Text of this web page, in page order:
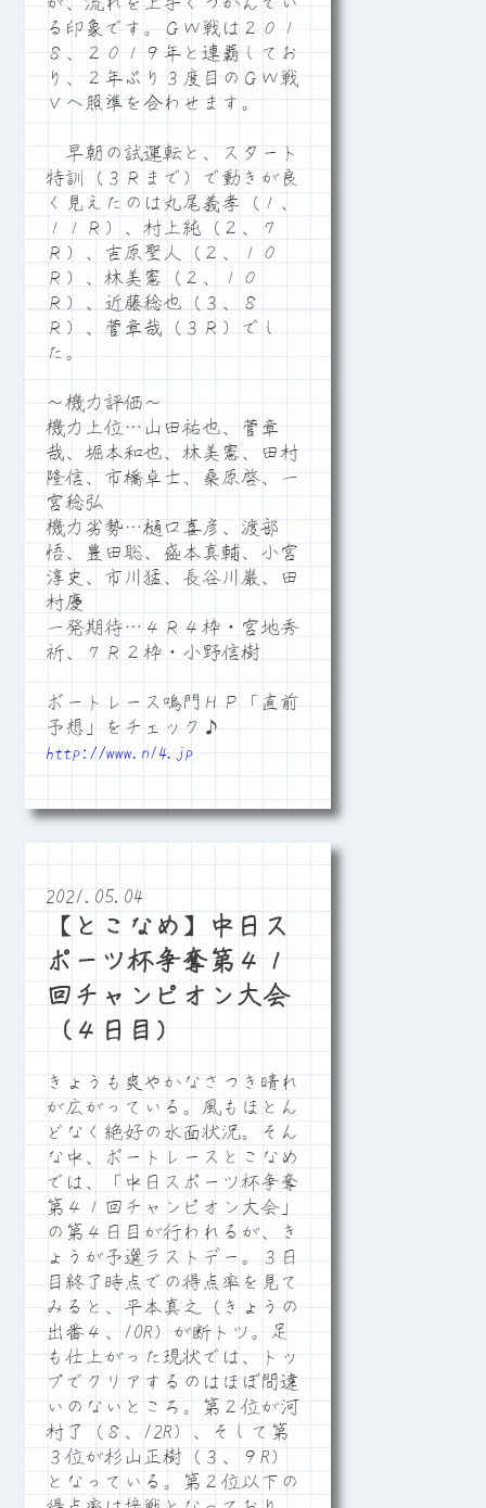
る印象です。ＧＷ戦は２０１
８、２０１９年と連覇してお
り、２年ぶり３度目のＧＷ戦
Ｖへ照準を合わせます。
早朝の試運転と、スタート
特訓（３Ｒまで）で動きが良
く見えたのは丸尾義孝（１、
１１Ｒ）、村上純（２、７
Ｒ）、吉原聖人（２、１０
Ｒ）、林美憲（２、１０
Ｒ）、近藤稔也（３、８
Ｒ）、菅章哉（３Ｒ）でし
た。
～機力評価～
機力上位…山田祐也、菅章
哉、堀本和也、林美憲、田村
隆信、市橋卓士、桑原啓、一
宮稔弘
機力劣勢…樋口喜彦、渡部
悟、豊田聡、盛本真輔、小宮
淳史、市川猛、長谷川巌、田
村慶
一発期待…４Ｒ４枠・宮地秀
祈、７Ｒ２枠・小野信樹
ボートレース鳴門ＨＰ「直前
予想」をチェック♪
http://www.n14.jp
2021.05.04
【とこなめ】中日ス
ポーツ杯争奪第４１
回チャンピオン大会
（４日目）
きょうも爽やかなさつき晴れ
が広がっている。風もほとん
どなく絶好の水面状況。そん
な中、ボートレースとこなめ
では、「中日スポーツ杯争奪
第４１回チャンピオン大会」
の第４日目が行われるが、き
ょうが予選ラストデー。３日
目終了時点での得点率を見て
みると、平本真之（きょうの
出番４、10R）が断トツ。足
も仕上がった現状では、トッ
プでクリアするのはほぼ間違
いのないところ。第２位が河
村了（８、12R）、そして第
３位が杉山正樹（３、９R）
となっている。第２位以下の